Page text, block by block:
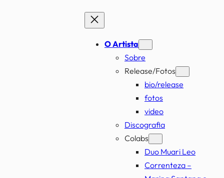
O Artista
Sobre
Release/Fotos
bio/release
fotos
video
Discografia
Colabs
Duo Muari Leo
Correnteza –